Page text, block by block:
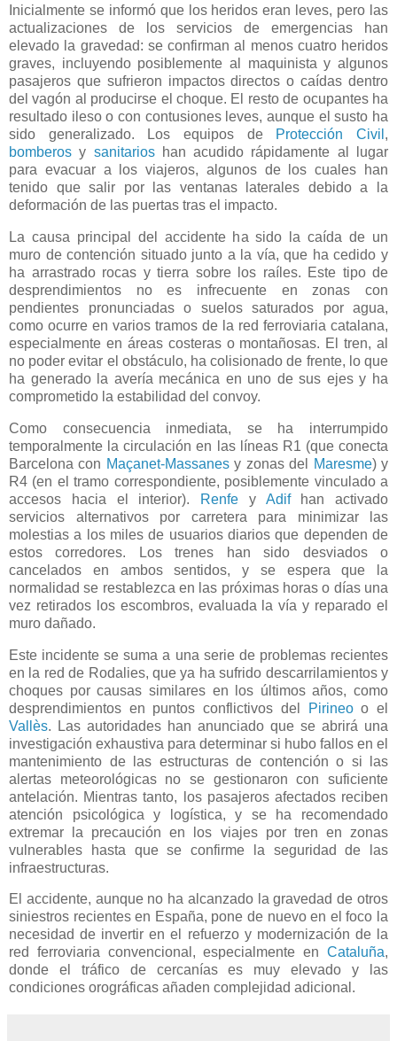
Inicialmente se informó que los heridos eran leves, pero las
actualizaciones de los servicios de emergencias han
elevado la gravedad: se confirman al menos cuatro heridos
graves, incluyendo posiblemente al maquinista y algunos
pasajeros que sufrieron impactos directos o caídas dentro
del vagón al producirse el choque. El resto de ocupantes ha
resultado ileso o con contusiones leves, aunque el susto ha
sido generalizado. Los equipos de Protección Civil ,
bomberos y sanitarioshan acudido rápidamente al lugar
para evacuar a los viajeros, algunos de los cuales han
tenido que salir por las ventanas laterales debido a la
deformación de las puertas tras el impacto.
La causa principal del accidente ha sido la caída de un
muro de contención situado junto a la vía, que ha cedido y
ha arrastrado rocas y tierra sobre los raíles. Este tipo de
desprendimientos no es infrecuente en zonas con
pendientes pronunciadas o suelos saturados por agua,
como ocurre en varios tramos de la red ferroviaria catalana,
especialmente en áreas costeras o montañosas. El tren, al
no poder evitar el obstáculo, ha colisionado de frente, lo que
ha generado la avería mecánica en uno de sus ejes y ha
comprometido la estabilidad del convoy.
Como consecuencia inmediata, se ha interrumpido
temporalmente la circulación en las líneas R1 (que conecta
Barcelona con Maçanet-Massanesy zonas del Maresme) y
R4 (en el tramo correspondiente, posiblemente vinculado a
accesos hacia el interior).
Renfe y Adifhan activado
servicios alternativos por carretera para minimizar las
molestias a los miles de usuarios diarios que dependen de
estos corredores. Los trenes han sido desviados o
cancelados en ambos sentidos, y se espera que la
normalidad se restablezca en las próximas horas o días una
vez retirados los escombros, evaluada la vía y reparado el
muro dañado.
Este incidente se suma a una serie de problemas recientes
en la red de Rodalies, que ya ha sufrido descarrilamientos y
choques por causas similares en los últimos años, como
desprendimientos en puntos conflictivos del
Pirineoo el
Vallès. Las autoridades han anunciado que se abrirá una
investigación exhaustiva para determinar si hubo fallos en el
mantenimiento de las estructuras de contención o si las
alertas meteorológicas no se gestionaron con suficiente
antelación. Mientras tanto, los pasajeros afectados reciben
atención psicológica y logística, y se ha recomendado
extremar la precaución en los viajes por tren en zonas
vulnerables hasta que se confirme la seguridad de las
infraestructuras.
El accidente, aunque no ha alcanzado la gravedad de otros
siniestros recientes en España, pone de nuevo en el foco la
necesidad de invertir en el refuerzo y modernización de la
red ferroviaria convencional, especialmente en Cataluña,
donde el tráfico de cercanías es muy elevado y las
condiciones orográficas añaden complejidad adicional.